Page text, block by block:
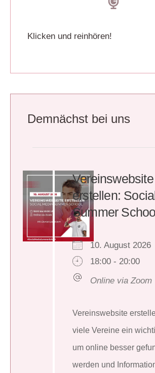
Klicken und reinhören!
Demnächst bei uns
Vereinswebsite
erstellen:
Summer
10. August
18:00 - 20:00
Online via Zoom
Vereinswebsite
viele Vereine ein
um online besser
werden und